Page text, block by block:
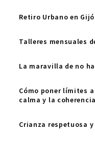
Retiro Urbano en
Talleres mensuales
La maravilla de no
Cómo poner límites
calma y la
Crianza respetuosa